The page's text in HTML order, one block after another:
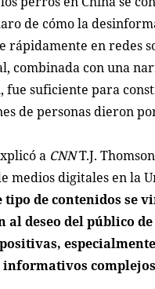
de cómo la
rápidamente en redes
combinada con una
fue suficiente para
de personas dieron
a CNNT.J.
medios digitales en la
tipo de contenidos se
al deseo del público
informativos